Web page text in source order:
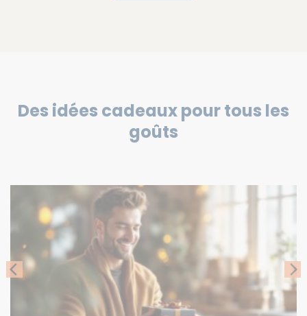
Des idées cadeaux pour tous les
goûts